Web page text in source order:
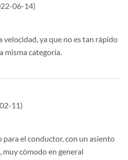
06-14)
velocidad, ya que no es tan rápido
misma categoría.
11)
el conductor, con un asiento
cómodo en general